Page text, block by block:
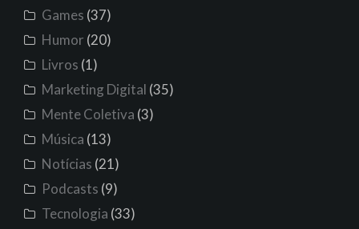
Games (37)
Humor (20)
Livros (1)
Marketing Digital (35)
Mente Coletiva (3)
Música (13)
Notícias (21)
Podcasts (9)
Tecnologia (33)